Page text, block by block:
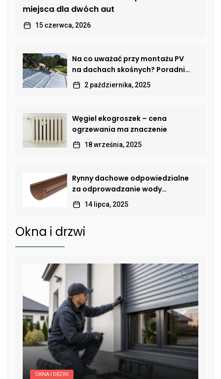
miejsca dla dwóch aut
15 czerwca, 2026
Na co uważać przy montażu PV
na dachach skośnych? Poradnik
dla właścicieli domów
2 października, 2025
Węgiel ekogroszek – cena
ogrzewania ma znaczenie
18 września, 2025
Rynny dachowe odpowiedzialne
za odprowadzanie wody
deszczowej
14 lipca, 2025
Okna i drzwi
OKNA I DRZWI